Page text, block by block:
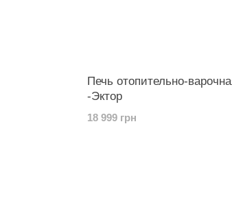
Печь отопительно-
-Эктор
18 999 грн